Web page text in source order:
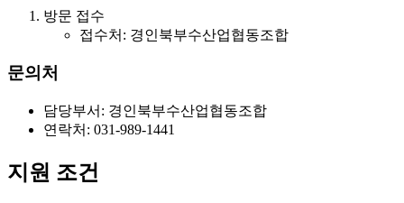
방문 접수
접수처: 경인북부수산업협동조합
문의처
담당부서: 경인북부수산업협동조합
연락처: 031-989-1441
지원 조건